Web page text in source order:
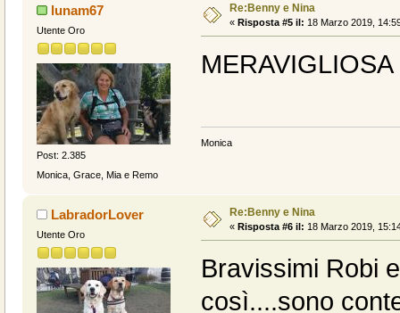
lunam67
Utente Oro
Post: 2.385
Monica, Grace, Mia e Remo
Re:Benny e Nina
« Risposta #5 il: 18 Marzo 2019,
Monica
LabradorLover
Utente Oro
Re:Benny e Nina
« Risposta #6 il: 18 Marzo 2019,
Bravissimi Robi
così....sono